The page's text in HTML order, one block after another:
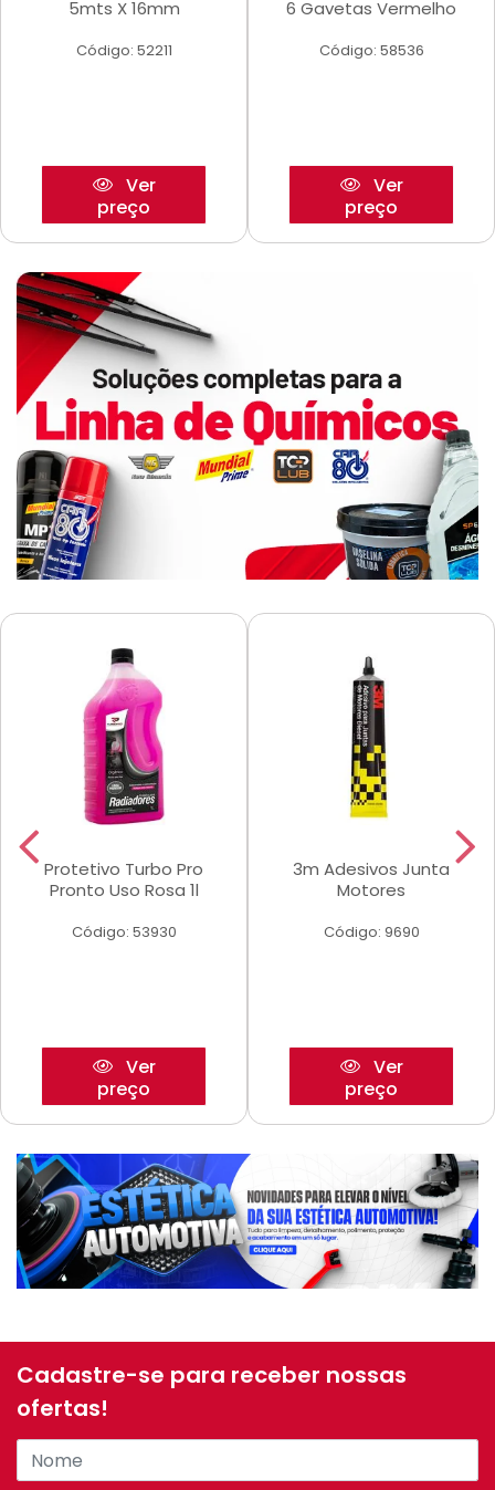
5mts X 16mm
Código: 52211
Ver
preço
6 Gavetas Vermelho
Código: 58536
Ver
preço
Protetivo Turbo Pro
Pronto Uso Rosa 1l
Código: 53930
Ver
preço
3m Adesivos Junta
Motores
Código: 9690
Ver
preço
Cadastre-se para receber nossas
ofertas!